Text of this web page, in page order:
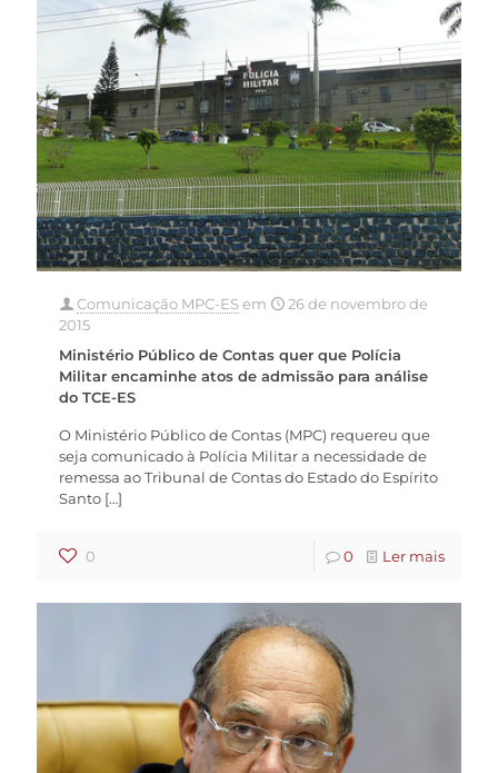
Comunicação MPC-ESem
26 de novembro de
2015
Ministério Público de Contas quer que Polícia
Militar encaminhe atos de admissão para análise
do TCE-ES
O Ministério Público de Contas (MPC) requereu que
seja comunicado à Polícia Militar a necessidade de
remessa ao Tribunal de Contas do Estado do Espírito
Santo […]
0 0 Ler mais